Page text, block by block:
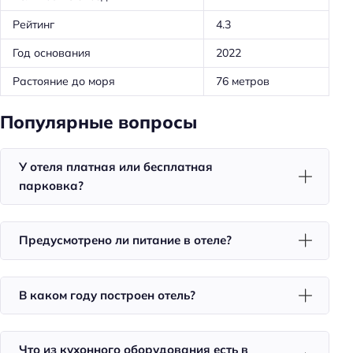
Красота и здоровье
Душ
Спорт и развлечения
Терраса
Бассейн
Площадка для пикника
Развлечения: катание на лодках
Развлечения: водные прогулки
Тип бассейна: с морской водой
Пляжный отдых
Шезлонги
Рейтинг
4.3
Год основания
2022
Растояние до моря
76 метров
Популярные вопросы
У отеля платная или бесплатная
парковка?
Предусмотрено ли питание в отеле?
В каком году построен отель?
Что из кухонного оборудования есть в